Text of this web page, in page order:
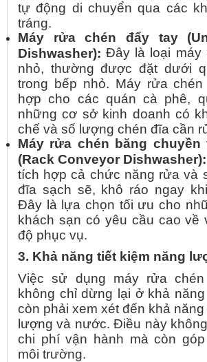
tự động di chuyển qua các
tráng.
Máy rửa chén đẩy tay
Dishwasher): Đây là loại máy
nhỏ, thường được đặt dưới
trong bếp nhỏ. Máy rửa
hợp cho các quán cà phê,
những cơ sở kinh doanh có
chế và số lượng chén đĩa cần
Máy rửa chén băng
(Rack Conveyor Dishwasher):
tích hợp cả chức năng rửa và
đĩa sạch sẽ, khô ráo ngay
Đây là lựa chọn tối ưu cho
khách sạn có yêu cầu cao về
độ phục vụ.
3. Khả năng tiết kiệm năng
Việc sử dụng máy rửa chén
không chỉ dừng lại ở khả
còn phải xem xét đến khả
lượng và nước. Điều này
chi phí vận hành mà còn
môi trường.